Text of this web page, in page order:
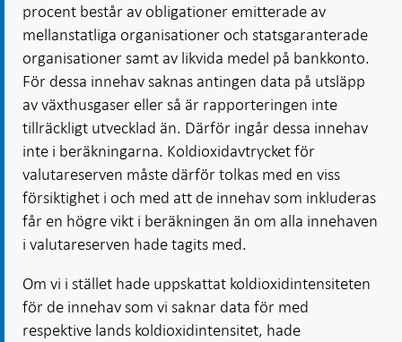
procent består av obligationer emitterade av
mellanstatliga organisationer och statsgaranterade
organisationer samt av likvida medel på bankkonto.
För dessa innehav saknas antingen data på utsläpp
av växthusgaser eller så är rapporteringen inte
tillräckligt utvecklad än. Därför ingår dessa innehav
inte i beräkningarna. Koldioxidavtrycket för
valutareserven måste därför tolkas med en viss
försiktighet i och med att de innehav som inkluderas
får en högre vikt i beräkningen än om alla innehaven
i valutareserven hade tagits med.
Om vi i stället hade uppskattat koldioxidintensiteten
för de innehav som vi saknar data för med
respektive lands koldioxidintensitet, hade